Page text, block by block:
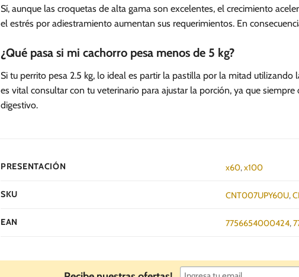
Sí, aunque las croquetas de alta gama son excelentes, el crecimiento
el estrés por adiestramiento aumentan sus requerimientos. En
¿Qué pasa si mi cachorro pesa menos de 5 kg?
Si tu perrito pesa 2.5 kg, lo ideal es partir la pastilla por la mitad
es vital consultar con tu veterinario para ajustar la porción, ya que
digestivo.
PRESENTACIÓN x60,x100
SKU CNT007UPY60U,
EAN 7756654000424,